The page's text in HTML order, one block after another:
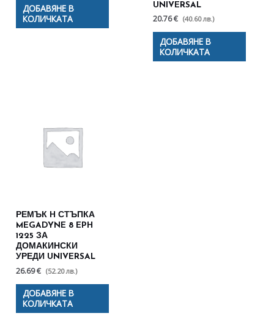
ДОБАВЯНЕ В
КОЛИЧКАТА
UNIVERSAL
20.76 € (40.60 лв.)
ДОБАВЯНЕ В
КОЛИЧКАТА
РЕМЪК H СТЪПКА
MEGADYNE 8 EPH
1225 ЗА
ДОМАКИНСКИ
УРЕДИ UNIVERSAL
26.69 € (52.20 лв.)
ДОБАВЯНЕ В
КОЛИЧКАТА